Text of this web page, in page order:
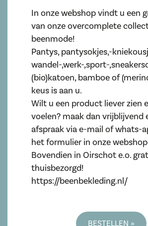
In onze webshop vindt u een
van onze overcomplete
beenmode!
Pantys, pantysokjes,-
wandel-,werk-,sport-
(bio)katoen, bamboe of
keus is aan u.
Wilt u een product liever zien
voelen? maak dan vrijblijvend
afspraak via e-mail of whats-
het formulier in onze
Bovendien in Oirschot e.o.
thuisbezorgd!
https://beenbekleding.nl/
BESTELLEN »